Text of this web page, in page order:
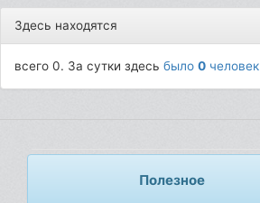
Здесь находятся
всего 0. За сутки здесьбыло0 человек
Полезное